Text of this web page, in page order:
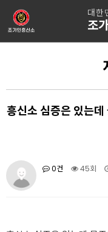
대한
조
흥신소 심증은 있는
0건 45회